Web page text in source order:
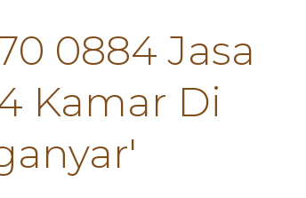
0884 Jasa
Kamar Di